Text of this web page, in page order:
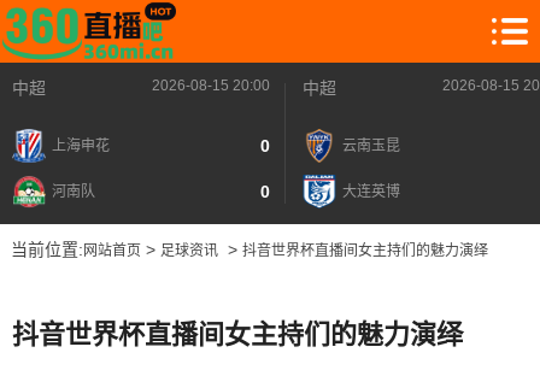
中超 2026-08-15 20:00
上海申花 0
河南队 0
中超 2026-08-15
云南玉昆
大连英博
当前位置: 网站首页> 足球资讯> 抖音世界杯直播间女主持们的魅力演绎
抖音世界杯直播间女主持们的魅力演绎